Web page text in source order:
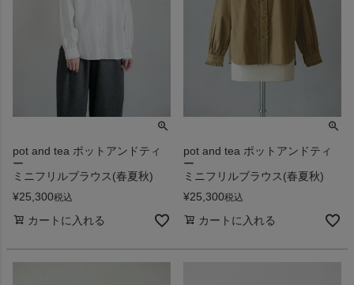
pot and tea ポットアンドティ
ー
ミニフリルブラウス(春夏秋)
¥25,300税込
カートに入れる
pot and tea ポットアンドティ
ー
ミニフリルブラウス(春夏秋)
¥25,300税込
カートに入れる